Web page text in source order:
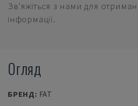
Зв'яжіться з нами для
інформації.
Огляд
БРЕНД: FAT